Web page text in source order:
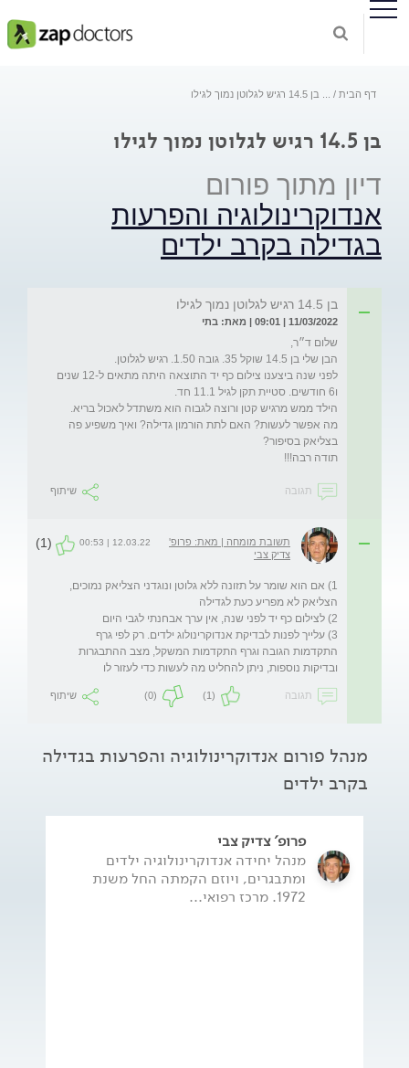
דף הבית בן 14.5 רגיש לגלוטן נמוך לגילו
בן 14.5 רגיש לגלוטן נמוך לגילו
דיון מתוך פורום
אנדוקרינולוגיה והפרעות
בגדילה בקרב ילדים
בן 14.5 רגיש לגלוטן נמוך לגילו
11/03/2022 | 09:01 | מאת: בתי
לפני שנה ביצענו צילום כף יד התוצאה היתה מתאים ל-12 שנים
מה אפשר לעשות? האם לתת הורמון גדילה? ואיך משפיע פה
תודה רבה!!!
תגובה שיתוף
תשובת מומחה | מאת: פרופ'
צדיק צבי
12.03.22 | 00:53
(1)
1) אם הוא שומר על תזונה ללא גלוטן ונוגדני הצליאק נמוכים,
3) עלייך לפנות לבדיקת אנדוקרינולוג ילדים. רק לפי גרף
התקדמות הגובה וגרף התקדמות המשקל, מצב ההתבגרות
ובדיקות נוספות, ניתן להחליט מה לעשות כדי לעזור לו
תגובה (1)
(0) שיתוף
מנהל פורום אנדוקרינולוגיה והפרעות בגדילה
בקרב ילדים
פרופ' צדיק צבי
מנהל יחידה אנדוקרינולוגיה ילדים
ומתבגרים, ויוזם הקמתה החל משנת
1972. מרכז רפואי...